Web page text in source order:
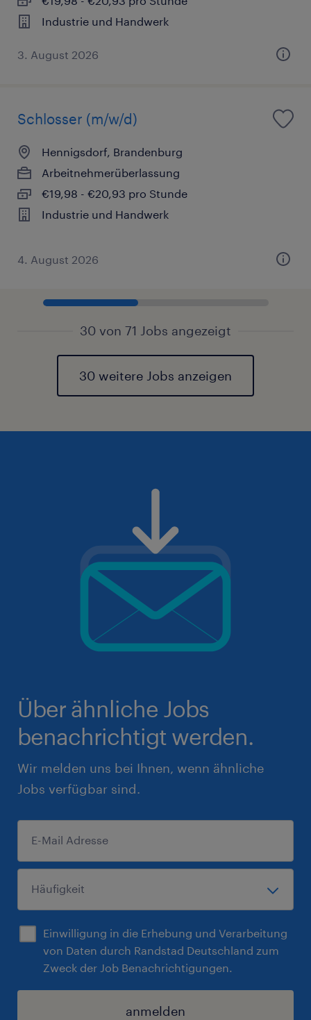
Industrie und Handwerk
3. August 2026
Schlosser (m/w/d)
Hennigsdorf, Brandenburg
Arbeitnehmerüberlassung
€19,98 - €20,93 pro Stunde
Industrie und Handwerk
4. August 2026
30 von 71 Jobs angezeigt
30 weitere Jobs anzeigen
Über ähnliche Jobs
benachrichtigt werden.
Wir melden uns bei Ihnen, wenn ähnliche
Jobs verfügbar sind.
Einwilligung in die Erhebung und Verarbeitung
von Daten durch Randstad Deutschland zum
Zweck der Job Benachrichtigungen.
anmelden